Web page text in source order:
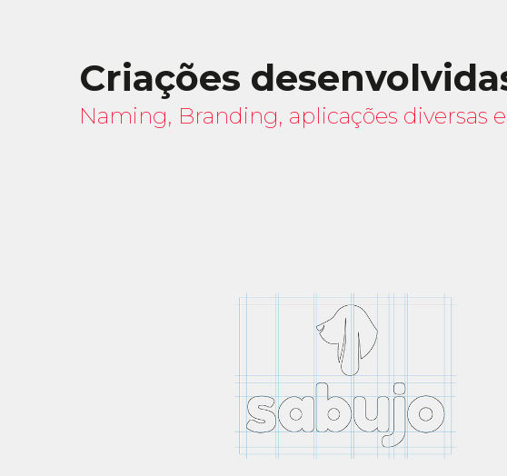
Criações
Naming, Branding, aplicações diversas